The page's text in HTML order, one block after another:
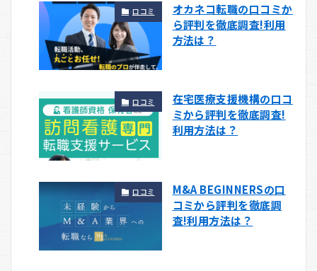
口コミ
オカネコ転職の口コミか
ら評判を徹底調査!利用
方法は？
口コミ
在宅医療支援機構の口コ
ミから評判を徹底調査!
利用方法は？
口コミ
M&A BEGINNERSの口
コミから評判を徹底調
査!利用方法は？